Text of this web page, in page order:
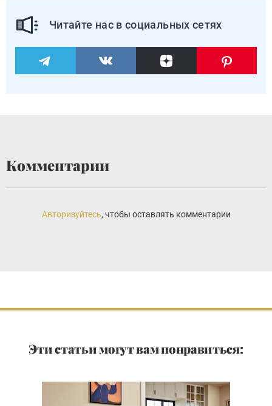
Читайте нас в социальных сетях
Комментарии
Авторизуйтесь, чтобы оставлять комментарии
Эти статьи могут вам понравиться: